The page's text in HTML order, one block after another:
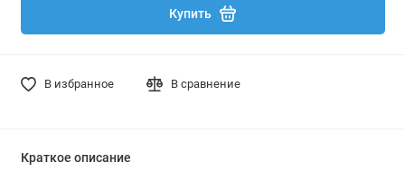
Купить
В избранное В сравнение
Краткое описание